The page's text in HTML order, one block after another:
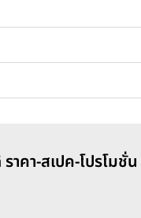
คา-สเปค-โปรโมชั่น